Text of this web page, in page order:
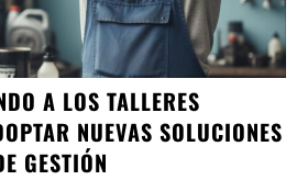
A LOS TALLERES
NUEVAS SOLUCIONES
GESTIÓN